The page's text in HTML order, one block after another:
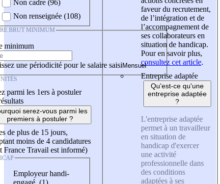
Non cadre (96)
Non renseignée (108)
BRUT MINIMUM
minimum
une périodicité pour le salaire saisi
parmi les 1ers à postuler
serez-vous parmi les
premiers à postuler ?
de plus de 15 jours,
moins de 4 candidatures
France Travail est informé)
Employeur handi-
faveur du recrutement,
de l’intégration et de
l’accompagnement de
ses collaborateurs en
situation de handicap.
Pour en savoir plus,
consultez cet article.
Entreprise adaptée
Qu'est-ce qu'une
entreprise adaptée
?
L'entreprise adaptée
permet à un travailleur
en situation de
handicap d'exercer
une activité
professionnelle dans
des conditions
adaptées à ses